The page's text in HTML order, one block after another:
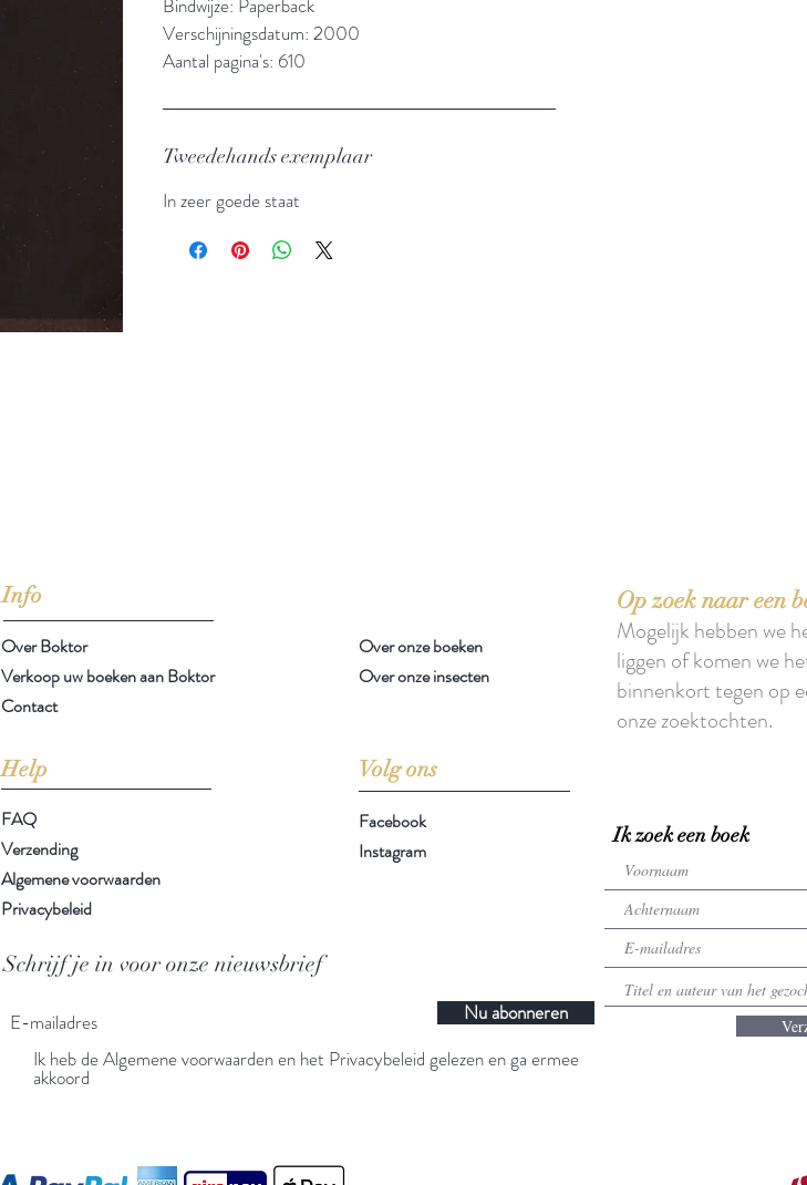
Verschijningsdatum: 2000
Aantal pagina's: 610
Tweedehands exemplaar
In zeer goede staat
Info
Over Boktor
Verkoop uw boeken aan Boktor
Contact
Help Volg ons
Op zoek naar een
Mogelijk hebben we
liggen of komen we
binnenkort tegen op
onze zoektochten.
FAQ
Verzending
Algemene voorwaarden
Privacybeleid
Facebook
Instagram
Schrijf je in voor onze nieuwsbrief
Nu abonneren
Ik heb de Algemene voorwaarden en het Privacybeleid gelezen en ga ermee
akkoord
Ik zoek een boek
Over onze boeken
Over onze insecten